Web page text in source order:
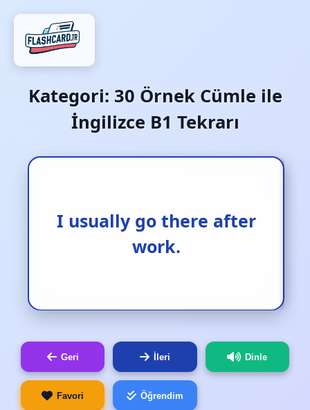
Kategori: 30 Örnek Cümle ile
İngilizce B1 Tekrarı
I usually go there after
work.
Genellikle işten sonra
oraya giderim.
Geri İleri Dinle
Favori Öğrendim